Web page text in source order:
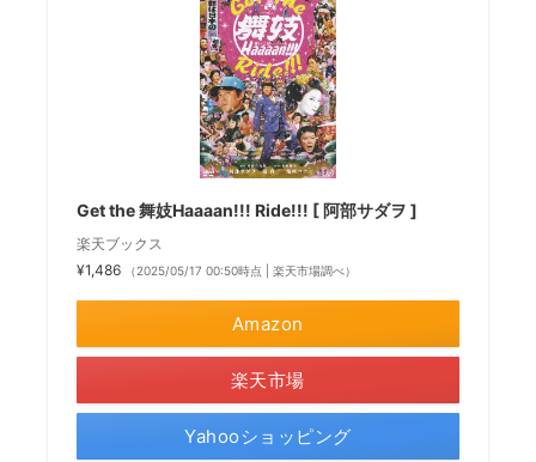
Get the 舞妓Haaaan!!! Ride!!! [ 阿部サダヲ ]
楽天ブックス
¥1,486
（2025/05/17 00:50時点 | 楽天市場調べ）
Amazon
楽天市場
Yahooショッピング